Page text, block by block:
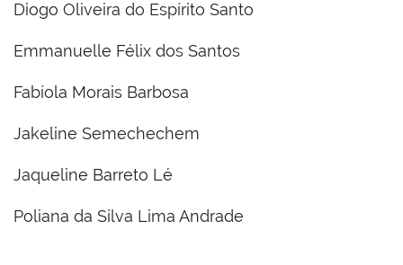
Diogo Oliveira do Espírito Santo
Emmanuelle Félix dos Santos
Fabíola Morais Barbosa
Jakeline Semechechem
Jaqueline Barreto Lé
Poliana da Silva Lima Andrade